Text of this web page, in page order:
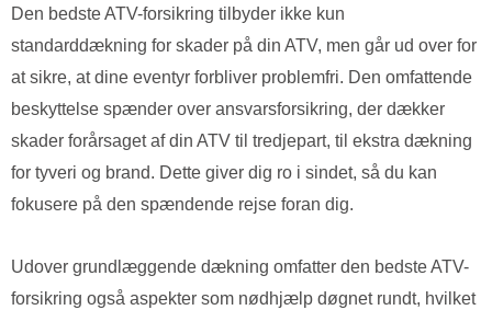
Den bedste ATV-forsikring tilbyder ikke kun
standarddækning for skader på din ATV, men går ud over for
at sikre, at dine eventyr forbliver problemfri. Den omfattende
beskyttelse spænder over ansvarsforsikring, der dækker
skader forårsaget af din ATV til tredjepart, til ekstra dækning
for tyveri og brand. Dette giver dig ro i sindet, så du kan
fokusere på den spændende rejse foran dig.
Udover grundlæggende dækning omfatter den bedste ATV-
forsikring også aspekter som nødhjælp døgnet rundt, hvilket